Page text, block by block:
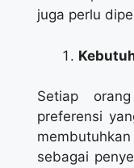
juga perlu
Setiap
preferensi
sebagai